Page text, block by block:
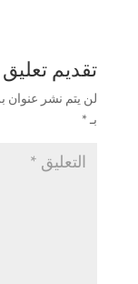
تقديم تعليق
لن يتم نشر عنوان
بـ*